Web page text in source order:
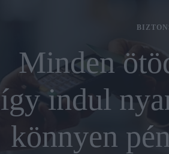
Minden
így indul
könnyen